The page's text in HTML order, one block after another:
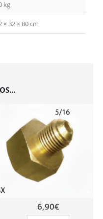
kg
× 32 × 80 cm
6,90€